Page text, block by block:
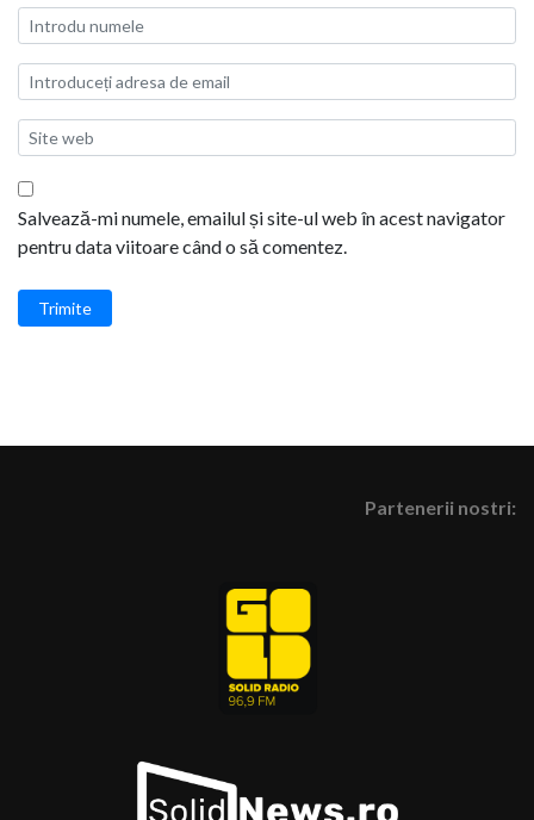
Salvează-mi numele, emailul și site-ul web în acest navigator
pentru data viitoare când o să comentez.
Trimite
Partenerii nostri: